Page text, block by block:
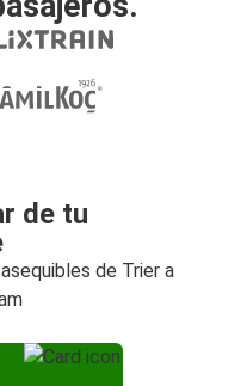
de tu
de Trier a